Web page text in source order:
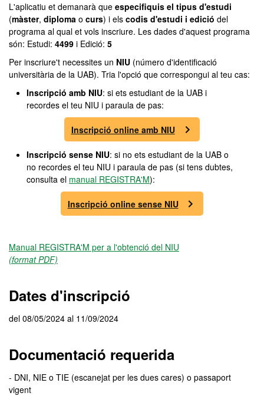
L'aplicatiu et demanarà que especifiquis el tipus d'estudi
(màster, diploma o curs) i els codis d'estudi i edició del
programa al qual et vols inscriure. Les dades d'aquest programa
són: Estudi: 4499 i Edició: 5
Per inscriure't necessites un NIU (número d'identificació
universitària de la UAB). Tria l'opció que correspongui al teu cas:
Inscripció amb NIU: si ets estudiant de la UAB i
recordes el teu NIU i paraula de pas:
Inscripció online amb NIU
Inscripció sense NIU: si no ets estudiant de la UAB o
no recordes el teu NIU i paraula de pas (si tens dubtes,
consulta el manual REGISTRA'M):
Inscripció online sense NIU
Manual REGISTRA'M per a l'obtenció del NIU
(format PDF)
Dates d'inscripció
del 08/05/2024 al 11/09/2024
Documentació requerida
- DNI, NIE o TIE (escanejat per les dues cares) o passaport
vigent